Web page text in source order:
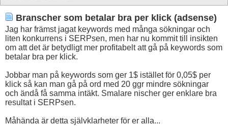
Branscher som betalar bra per klick (adsense)
Jag har främst jagat keywords med många sökningar och
liten konkurrens i SERPsen, men har nu kommit till insikten
om att det är betydligt mer profitabelt att gå på keywords som
betalar bra per klick.
Jobbar man på keywords som ger 1$ istället för 0,05$ per
klick så kan man gå på ord med 20 ggr mindre sökningar
och ändå få samma intäkt. Smalare nischer ger enklare bra
resultat i SERPsen.
Måhända är detta självklarheter för er alla...